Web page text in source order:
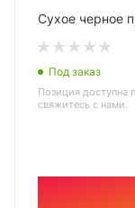
Сухое черное
Под заказ
Позиция доступна
свяжитесь с нами.